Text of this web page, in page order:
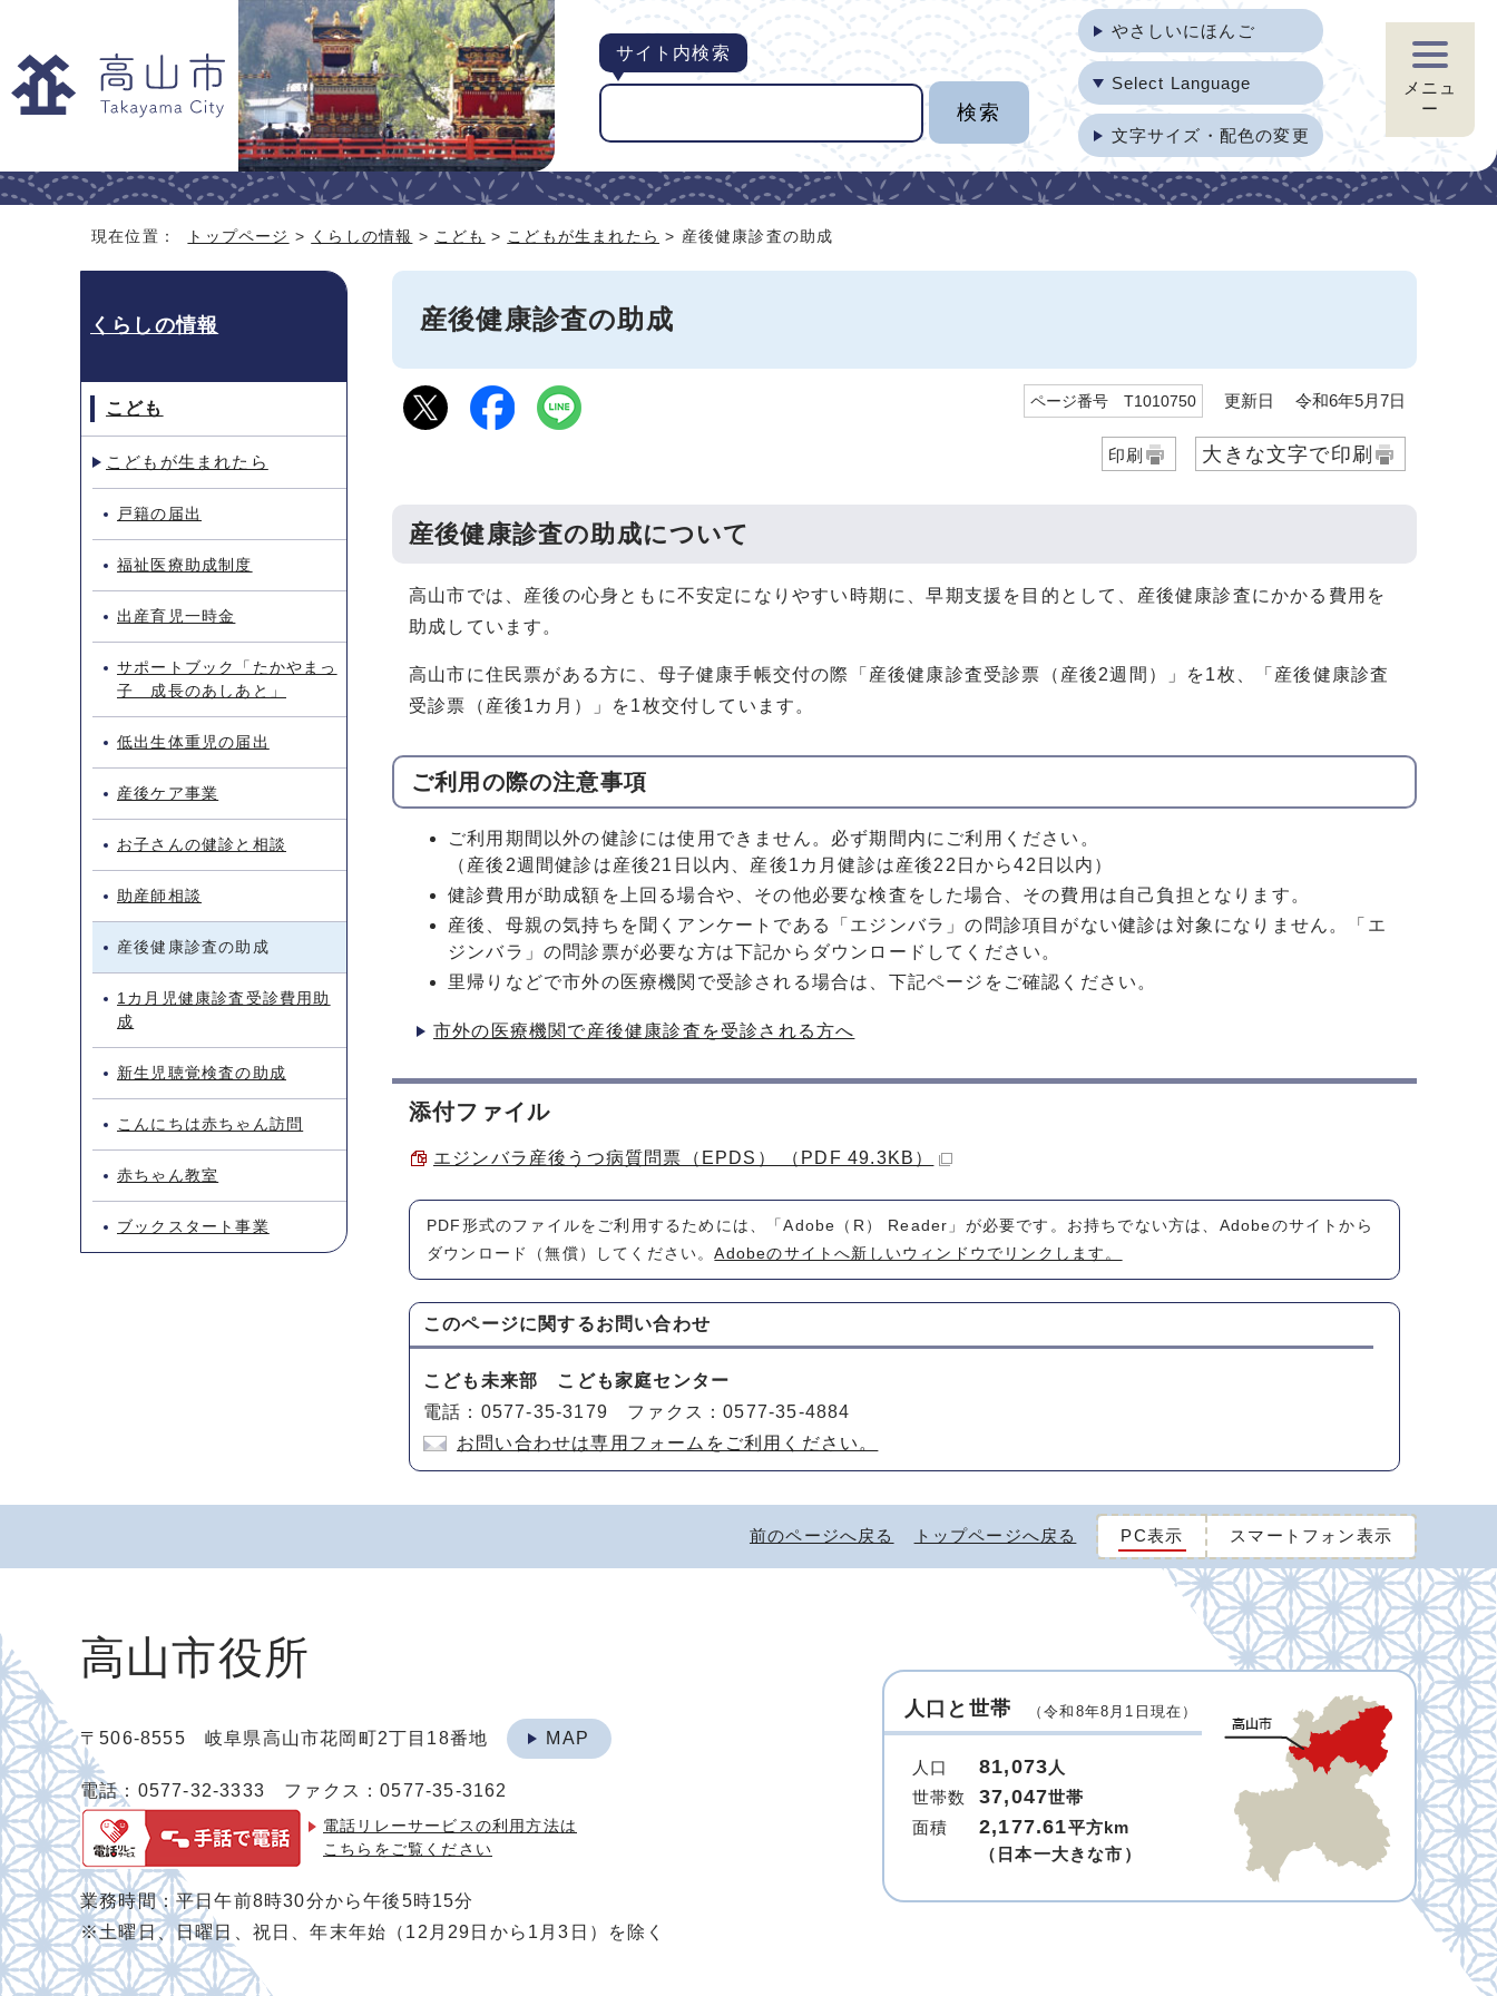
サイト内検索
やさしいにほんご
Select Language
文字サイズ・配色の変更
メニュ
ー
現在位置： トップページ > くらしの情報 > こども > こどもが生まれたら > 産後健康診査の助成
産後健康診査の助成
ページ番号 T1010750 更新日 令和6年5月7日
印刷 大きな文字で印刷
産後健康診査の助成について
高山市では、産後の心身ともに不安定になりやすい時期に、早期支援を目的として、産後健康診査にかかる費用を
助成しています。
高山市に住民票がある方に、母子健康手帳交付の際「産後健康診査受診票（産後2週間）」を1枚、「産後健康診査
受診票（産後1カ月）」を1枚交付しています。
ご利用の際の注意事項
ご利用期間以外の健診には使用できません。必ず期間内にご利用ください。
（産後2週間健診は産後21日以内、産後1カ月健診は産後22日から42日以内）
健診費用が助成額を上回る場合や、その他必要な検査をした場合、その費用は自己負担となります。
産後、母親の気持ちを聞くアンケートである「エジンバラ」の問診項目がない健診は対象になりません。「エ
ジンバラ」の問診票が必要な方は下記からダウンロードしてください。
里帰りなどで市外の医療機関で受診される場合は、下記ページをご確認ください。
市外の医療機関で産後健康診査を受診される方へ
添付ファイル
エジンバラ産後うつ病質問票（EPDS） （PDF 49.3KB）
PDF形式のファイルをご利用するためには、「Adobe（R） Reader」が必要です。お持ちでない方は、Adobeのサイトから
ダウンロード（無償）してください。Adobeのサイトへ新しいウィンドウでリンクします。
このページに関するお問い合わせ
こども未来部 こども家庭センター
電話：0577-35-3179 ファクス：0577-35-4884
お問い合わせは専用フォームをご利用ください。
くらしの情報
こども
こどもが生まれたら
戸籍の届出
福祉医療助成制度
出産育児一時金
サポートブック「たかやまっ
子 成長のあしあと」
低出生体重児の届出
産後ケア事業
お子さんの健診と相談
助産師相談
産後健康診査の助成
1カ月児健康診査受診費用助
成
新生児聴覚検査の助成
こんにちは赤ちゃん訪問
赤ちゃん教室
ブックスタート事業
前のページへ戻る トップページへ戻る PC表示 スマートフォン表示
高山市役所
〒506-8555 岐阜県高山市花岡町2丁目18番地 MAP
電話：0577-32-3333 ファクス：0577-35-3162
電話リレーサービスの利用方法は
こちらをご覧ください
業務時間：平日午前8時30分から午後5時15分
※土曜日、日曜日、祝日、年末年始（12月29日から1月3日）を除く
人口と世帯 （令和8年8月1日現在）
人口 81,073 人
世帯数
37,047世帯
面積
2,177.61平方km
（日本一大きな市）